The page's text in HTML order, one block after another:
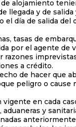
alojamiento
y de
día de salida
tasas de
el agente de
a crédito.
de hacer
peligro o
en cada
y